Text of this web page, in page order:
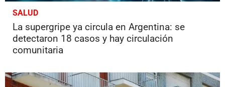
SALUD
La supergripe ya circula en Argentina: se
detectaron 18 casos y hay circulación
comunitaria